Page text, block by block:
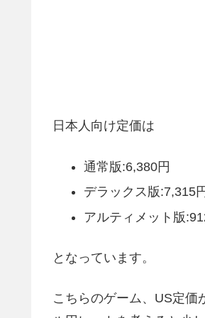
日本人向け定価は
通常版:6,380円
デラックス版:7,315
アルティメット版
となっています。
こちらのゲーム、US定価